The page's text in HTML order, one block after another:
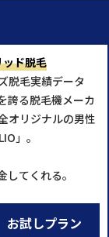
ド脱毛
脱毛実績データ
誇る脱毛機メーカ
オリジナルの男性
」。
てくれる。
お試しプラン